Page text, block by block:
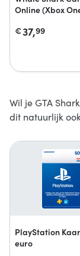
Online (Xbox
€37,99
Wil je GTA
dit natuurlijk
PlayStation
euro